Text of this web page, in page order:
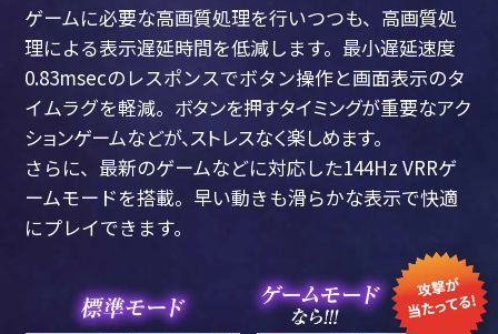
ゲームに必要な高画質処理を行いつつも、高画質処
理による表示遅延時間を低減します。 最小遅延速度
0.83msecのレスポンスでボタン操作と画面表示のタ
イムラグを軽減。 ボタンを押すタイミングが重要なアク
ションゲームなどが、ストレスなく楽しめます。
さらに、最新のゲームなどに対応した144Hz VRRゲ
ームモードを搭載。 早い動きも滑らかな表示で快適
にプレイできます。